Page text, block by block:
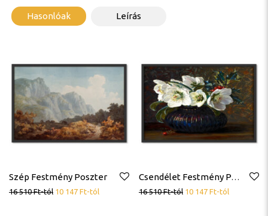
Hasonlóak Leírás
Szép Festmény Poszter
16 510Ft-tól 10 147 Ft-tól
Csendélet Festmény Poszter
16 510Ft-tól 10 147 Ft-tól